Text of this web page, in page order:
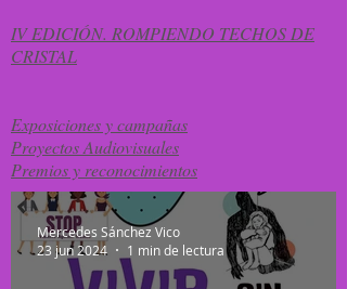
IV EDICIÓN. ROMPIENDO TECHOS DE
CRISTAL
Exposiciones y campañas
Proyectos Audiovisuales
Premios y reconocimientos
Mercedes Sánchez Vico
23 jun 2024
1 min de lectura